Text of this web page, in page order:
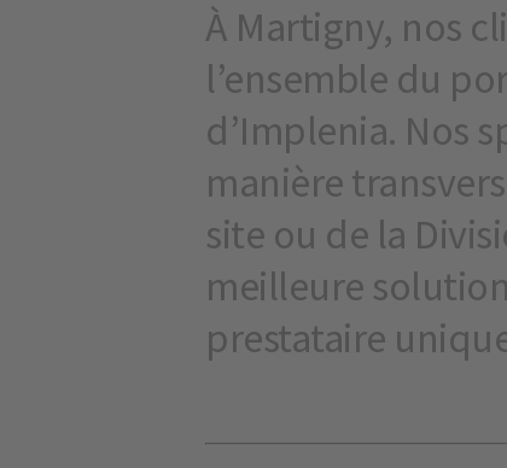
À Martigny, nos
l’ensemble du
d’Implenia. Nos
manière
site ou de la
meilleure
prestataire